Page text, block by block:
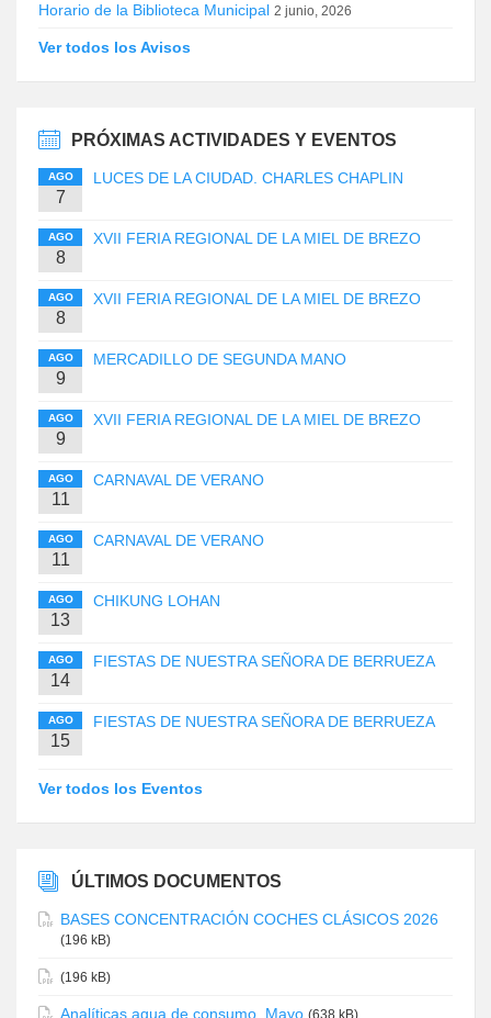
Horario de la Biblioteca Municipal 2 junio, 2026
Ver todos los Avisos
PRÓXIMAS ACTIVIDADES Y EVENTOS
AGO
7
LUCES DE LA CIUDAD. CHARLES CHAPLIN
AGO
8
XVII FERIA REGIONAL DE LA MIEL DE BREZO
AGO
8
XVII FERIA REGIONAL DE LA MIEL DE BREZO
AGO
9
MERCADILLO DE SEGUNDA MANO
AGO
9
XVII FERIA REGIONAL DE LA MIEL DE BREZO
AGO
11
CARNAVAL DE VERANO
AGO
11
CARNAVAL DE VERANO
AGO
13
CHIKUNG LOHAN
AGO
14
FIESTAS DE NUESTRA SEÑORA DE BERRUEZA
AGO
15
FIESTAS DE NUESTRA SEÑORA DE BERRUEZA
Ver todos los Eventos
ÚLTIMOS DOCUMENTOS
BASES CONCENTRACIÓN COCHES CLÁSICOS 2026
(196 kB)
(196 kB)
Analíticas agua de consumo. Mayo